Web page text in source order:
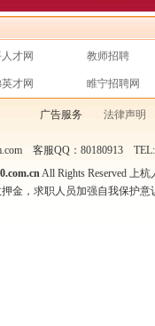
才网 教师招聘
才网 睢宁招聘网
广告服务 法律声明
客服QQ：80180913
All Rights Reserved
金，求职人员加强自我保护